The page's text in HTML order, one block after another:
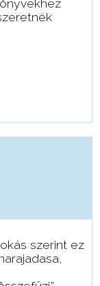
szerint ez